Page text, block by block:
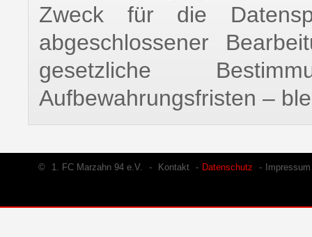
Zweck für die
abgeschlossener
gesetzliche
Aufbewahrungsfristen –
© 1. FC Marzahn 94 e.V. - Kontakt - Datenschutz - Impressum